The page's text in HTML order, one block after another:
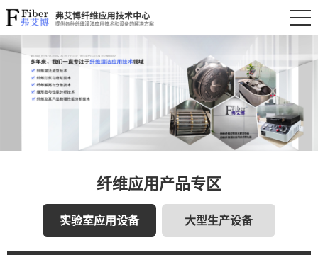
纤维应用产品专区
实验室应用设备 大型生产设备